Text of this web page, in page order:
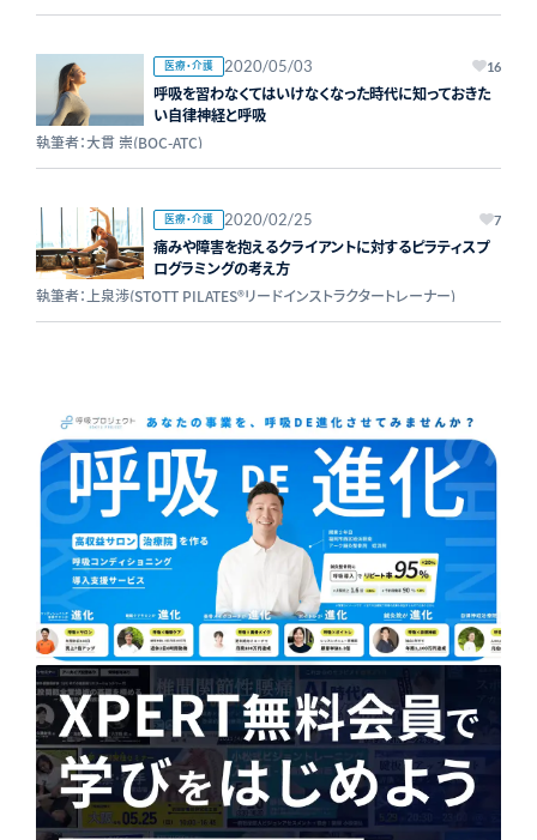
医療・介護 2020/05/03 16
呼吸を習わなくてはいけなくなった時代に知っておきた
い自律神経と呼吸
執筆者：大貫 崇(BOC-ATC)
医療・介護 2020/02/25 7
痛みや障害を抱えるクライアントに対するピラティスプ
ログラミングの考え方
執筆者：上泉渉(STOTT PILATES®リードインストラクタートレーナー)